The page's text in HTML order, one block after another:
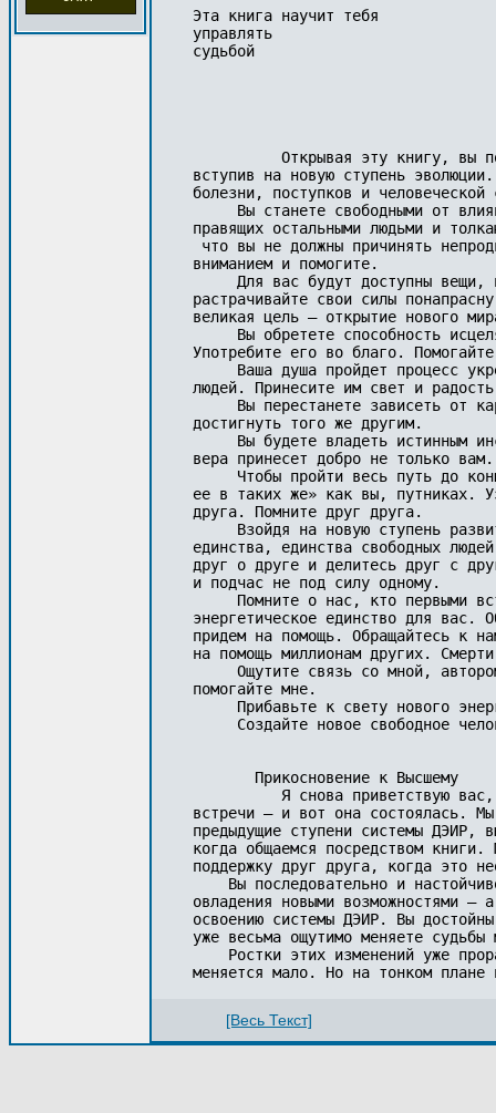
Эта книга научит тебя
управлять
судьбой
Открывая эту книгу, вы
вступив на новую ступень
болезни, поступков и человеческой
Вы станете свободными от
правящих остальными людьми и
что вы не должны причинять
вниманием и помогите.
Для вас будут доступны
растрачивайте свои силы
великая цель — открытие нового
Вы обретете способность
Употребите его во благо.
Ваша душа пройдет процесс
людей. Принесите им свет и
Вы перестанете зависеть от
достигнуть того же другим.
Вы будете владеть истинным
вера принесет добро не только вам.
Чтобы пройти весь путь до
ее в таких же» как вы, путниках.
друга. Помните друг друга.
Взойдя на новую ступень
единства, единства свободных
друг о друге и делитесь друг с
и подчас не под силу одному.
Помните о нас, кто первыми
энергетическое единство для
придем на помощь. Обращайтесь к
на помощь миллионам других.
Ощутите связь со мной,
помогайте мне.
Прибавьте к свету нового
Создайте новое свободное
       Прикосновение к Высшему
Я снова приветствую
встречи — и вот она состоялась.
предыдущие ступени системы
когда общаемся посредством
поддержку друг друга, когда это
Вы последовательно и
овладения новыми возможностями —
освоению системы ДЭИР. Вы
уже весьма ощутимо меняете судьбы
Ростки этих изменений уже
[Весь Текст]